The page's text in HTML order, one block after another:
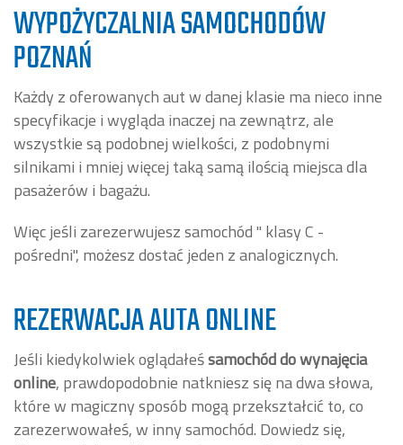
WYPOŻYCZALNIA SAMOCHODÓW
POZNAŃ
Każdy z oferowanych aut w danej klasie ma nieco inne
specyfikacje i wygląda inaczej na zewnątrz, ale
wszystkie są podobnej wielkości, z podobnymi
silnikami i mniej więcej taką samą ilością miejsca dla
pasażerów i bagażu.
Więc jeśli zarezerwujesz samochód " klasy C -
pośredni", możesz dostać jeden z analogicznych.
REZERWACJA AUTA ONLINE
Jeśli kiedykolwiek oglądałeśsamochód do wynajęcia
online, prawdopodobnie natkniesz się na dwa słowa,
które w magiczny sposób mogą przekształcić to, co
zarezerwowałeś, w inny samochód. Dowiedz się,